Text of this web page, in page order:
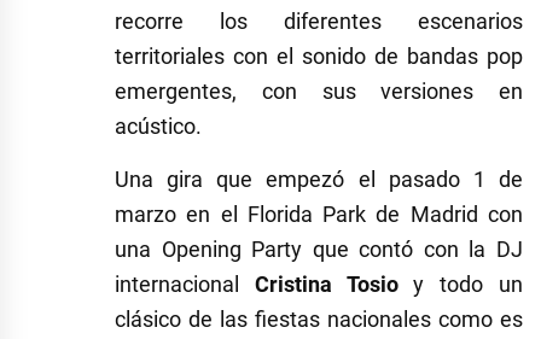
recorre los diferentes escenarios
territoriales con el sonido de bandas pop
emergentes, con sus versiones en
acústico.
Una gira que empezó el pasado 1 de
marzo en el Florida Park de Madrid con
una Opening Party que contó con la DJ
internacional Cristina Tosioy todo un
clásico de las fiestas nacionales como es